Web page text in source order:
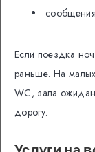
Если поездка
раньше. На малых
WC, зала
дорогу.